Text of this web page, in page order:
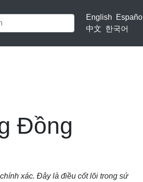
English Español
中文 한국어
Đồng
xác. Đây là điều cốt lõi trong sứ